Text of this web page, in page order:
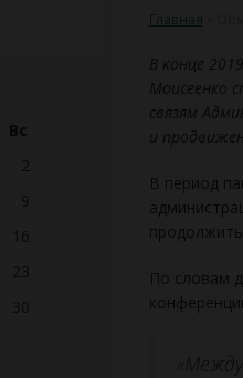
Вс
2
9
16
23
30
Главная
В конце
Моисеенко
связям
и
В период
По словам